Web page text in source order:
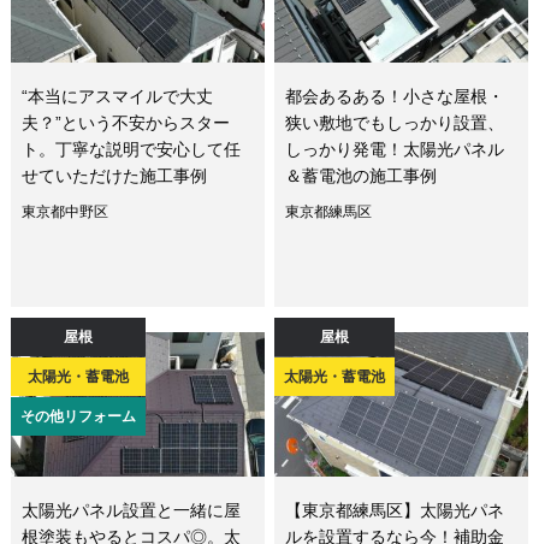
“本当にアスマイルで大丈
夫？”という不安からスター
ト。丁寧な説明で安心して任
せていただけた施工事例
東京都中野区
都会あるある！小さな屋根・
狭い敷地でもしっかり設置、
しっかり発電！太陽光パネル
＆蓄電池の施工事例
東京都練馬区
屋根
太陽光・蓄電池
その他リフォーム
太陽光パネル設置と一緒に屋
根塗装もやるとコスパ◎。太
屋根
太陽光・蓄電池
【東京都練馬区】太陽光パネ
ルを設置するなら今！補助金